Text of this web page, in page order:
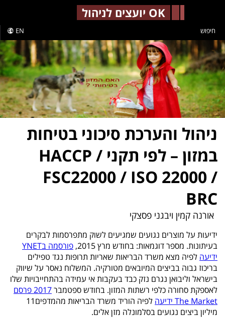
OK יועצים לניהול
EN חיפוש
ניהול והערכת סיכוני בטיחות
במזון – לפי תקני HACCP /
FSC22000 / ISO 22000 /
BRC
אורנה קמין ויבגני פסצקי
ידיעות על מוצרים נגועים שמגיעים לשוק מתפרסמות לבקרים
בעיתונות. מספר דוגמאות: בחודש מרץ 2015,
פורסמה בYNET
ידיעה לפיה מצא משרד הבריאות שאריות תרופות נגד טפילים
בריכוז גבוה בביצים המיובאים מטורקיה. המשלוח נאסר על שיווק
בישראל וליבואן נגרם נזק כבד בעקבות אי עמידה בהתחייבויות שלו
לאספקת סחורה כלפי רשתות המזון. בחודש ספטמבר
2017 פרסם
The Market ידיעה
לפיה הוריד משרד הבריאות מהמדפים11
מיליון ביצים נגועים בסלמונלה מזן אלים.